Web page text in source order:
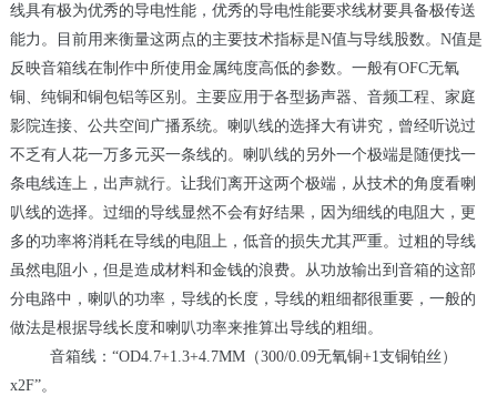
线具有极为优秀的导电性能，优秀的导电性能要求线材要具备极传送
能力。目前用来衡量这两点的主要技术指标是N值与导线股数。 N值是
反映音箱线在制作中所使用金属纯度高低的参数。一般有OFC无氧
铜、纯铜和铜包铝等区别。主要应用于各型扬声器、音频工程、家庭
影院连接、公共空间广播系统。喇叭线的选择大有讲究，曾经听说过
不乏有人花一万多元买一条线的。喇叭线的另外一个极端是随便找一
条电线连上，出声就行。让我们离开这两个极端，从技术的角度看喇
叭线的选择。过细的导线显然不会有好结果，因为细线的电阻大，更
多的功率将消耗在导线的电阻上，低音的损失尤其严重。过粗的导线
虽然电阻小，但是造成材料和金钱的浪费。从功放输出到音箱的这部
分电路中，喇叭的功率，导线的长度，导线的粗细都很重要，一般的
做法是根据导线长度和喇叭功率来推算出导线的粗细。
音箱线： “OD4.7+1.3+4.7MM（300/0.09无氧铜+1 支铜铂丝）
x2F”。